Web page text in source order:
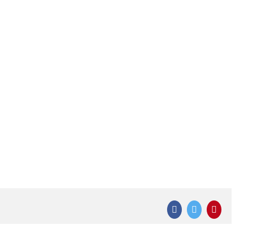
Facebook
TwitterPinterest